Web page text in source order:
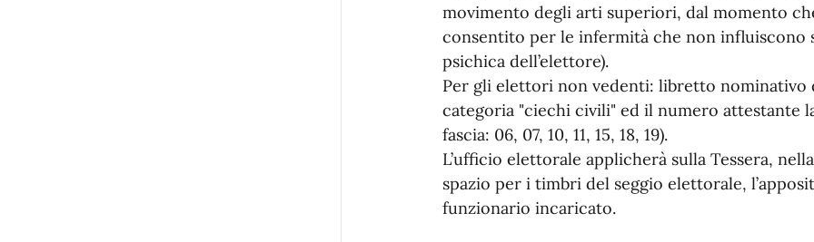
movimento degli arti superiori, dal momento
consentito per le infermità che non influiscono
psichica dell’elettore).
Per gli elettori non vedenti: libretto nominativo
categoria "ciechi civili" ed il numero attestante
fascia: 06, 07, 10, 11, 15, 18, 19).
L’ufficio elettorale applicherà sulla Tessera,
spazio per i timbri del seggio elettorale,
funzionario incaricato.